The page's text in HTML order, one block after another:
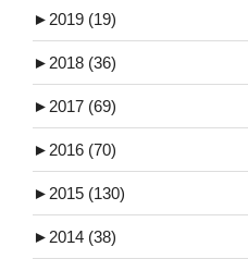
► 2019 (19)
► 2018 (36)
► 2017 (69)
► 2016 (70)
► 2015 (130)
► 2014 (38)